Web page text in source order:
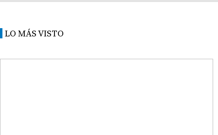
LO MÁS VISTO